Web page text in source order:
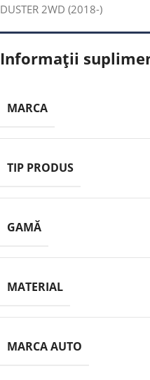
DUSTER 2WD (2018-)
Informații
MARCA
TIP PRODUS
GAMĂ
MATERIAL
MARCA AUTO